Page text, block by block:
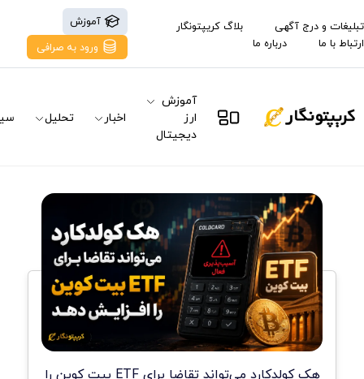
تبلیغات و درج آگهی
بلاگ کریپتونگار
ارتباط با ما
درباره ما
آموزش
ورود به صرافی
آموزش
ارز
دیجیتال
اخبار تحلیل
هک کولدکارد می‌تواند تقاضا برای ETF بیت کوین را